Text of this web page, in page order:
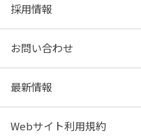
採用情報
お問い合わせ
最新情報
Webサイト利用規約